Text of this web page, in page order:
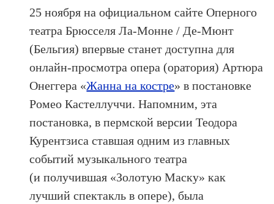
25 ноября на официальном сайте Оперного
театра Брюсселя Ла-Монне / Де-Мюнт
(Бельгия) впервые станет доступна для
онлайн-просмотра опера (оратория) Артюра
Онеггера «Жанна на костре» в постановке
Ромео Кастеллуччи. Напомним, эта
постановка, в пермской версии Теодора
Курентзиса ставшая одним из главных
событий музыкального театра
(и получившая «Золотую Маску» как
лучший спектакль в опере), была